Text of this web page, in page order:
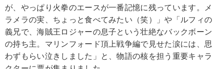
が、やっぱり火拳のエースが一番記憶に残っています。メ
ラメラの実、ちょっと食べてみたい（笑）」や「ルフィの
義兄で、海賊王ロジャーの息子という壮絶なバックボーン
の持ち主。マリンフォード頂上戦争編で見せた涙には、思
わずもらい泣きしました」と、物語の核を担う重要キャラ